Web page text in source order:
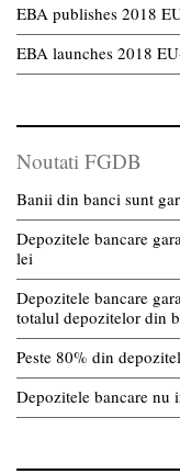
EBA publishes 2018
EBA launches 2018
Noutati FGDB
Banii din banci sunt
Depozitele bancare
lei
Depozitele bancare
totalul depozitelor din
Peste 80% din
Depozitele bancare nu